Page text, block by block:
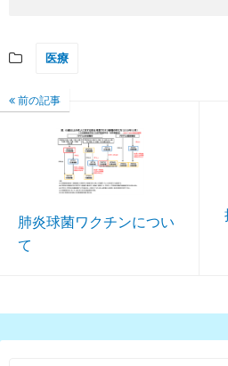
医療
前の記事
肺炎球菌ワクチンについ
て